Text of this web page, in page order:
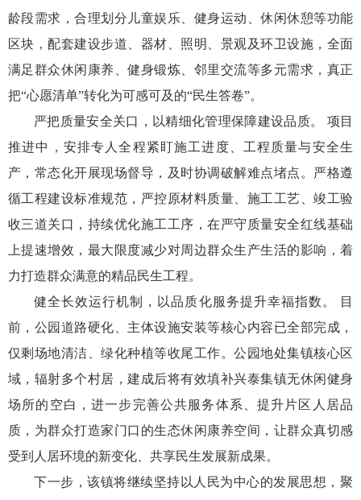
龄段需求，合理划分儿童娱乐、健身运动、休闲休憩等功能
区块，配套建设步道、器材、照明、景观及环卫设施，全面
满足群众休闲康养、健身锻炼、邻里交流等多元需求，真正
把“心愿清单”转化为可感可及的“民生答卷”。
严把质量安全关口，以精细化管理保障建设品质。 项目
推进中，安排专人全程紧盯施工进度、工程质量与安全生
产，常态化开展现场督导，及时协调破解难点堵点。严格遵
循工程建设标准规范，严控原材料质量、施工工艺、竣工验
收三道关口，持续优化施工工序，在严守质量安全红线基础
上提速增效，最大限度减少对周边群众生产生活的影响，着
力打造群众满意的精品民生工程。
健全长效运行机制，以品质化服务提升幸福指数。 目
前，公园道路硬化、主体设施安装等核心内容已全部完成，
仅剩场地清洁、绿化种植等收尾工作。公园地处集镇核心区
域，辐射多个村居，建成后将有效填补兴泰集镇无休闲健身
场所的空白，进一步完善公共服务体系、提升片区人居品
质，为群众打造家门口的生态休闲康养空间，让群众真切感
受到人居环境的新变化、共享民生发展新成果。
下一步，该镇将继续坚持以人民为中心的发展思想，聚